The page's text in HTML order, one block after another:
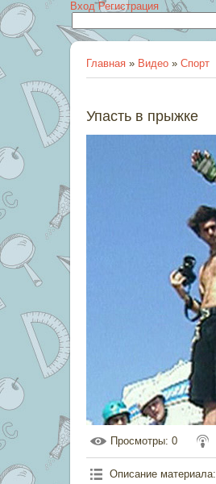
Вход Регистрация
Главная » Видео » Спорт
Упасть в прыжке
Просмотры: 0
Описание материала: